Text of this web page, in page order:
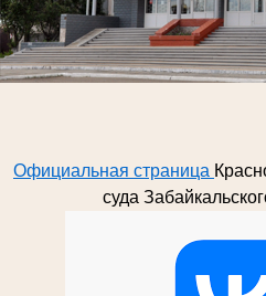
Официальная страница
суда